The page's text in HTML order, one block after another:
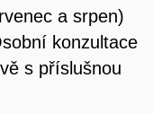
a srpen)
konzultace
s příslušnou